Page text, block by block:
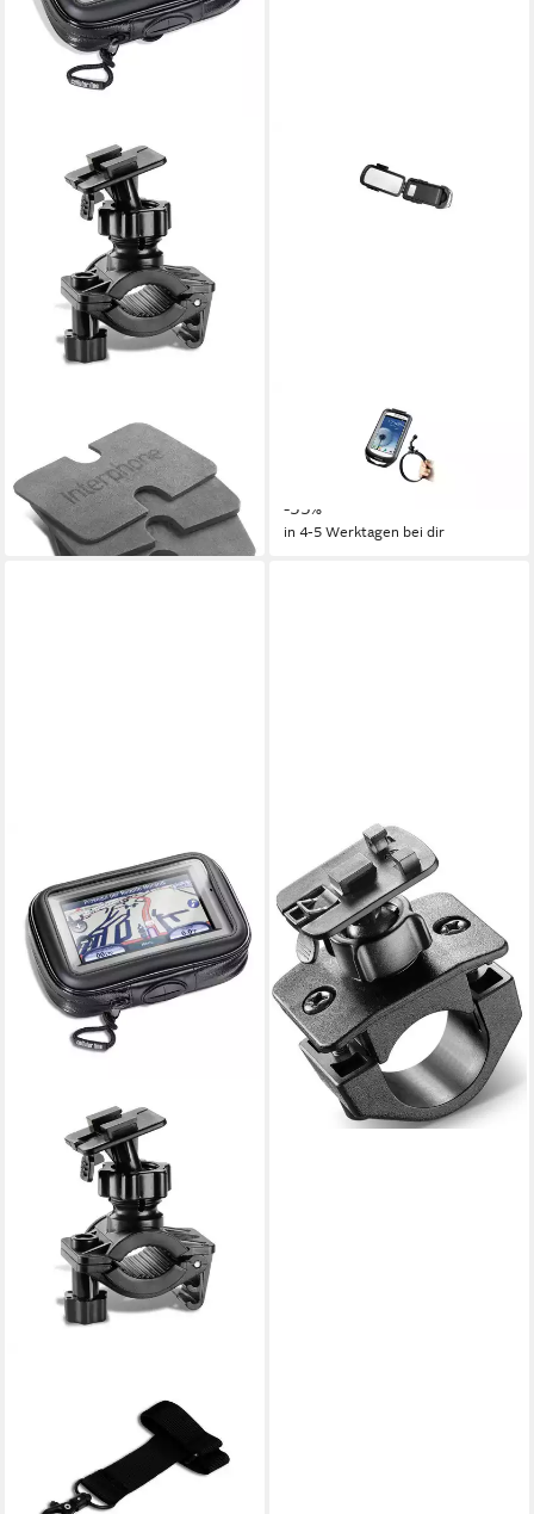
Smartphone-Halterung
SM35
33,43 € 39,90 €
-16%
in 4-5 Werktagen bei dir
Smartphone-Halterung SSC
-55%
in 4-5 Werktagen bei dir
in 4-5 Werktagen bei dir
INTERPHONE
Smartphone-Halterung SMi
Halter
14,90 €
in 4-5 Werktagen bei dir